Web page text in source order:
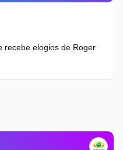
recebe elogios de Roger